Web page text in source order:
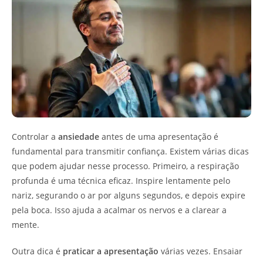
Controlar a ansiedade antes de uma apresentação é
fundamental para transmitir confiança. Existem várias dicas
que podem ajudar nesse processo. Primeiro, a respiração
profunda é uma técnica eficaz. Inspire lentamente pelo
nariz, segurando o ar por alguns segundos, e depois expire
pela boca. Isso ajuda a acalmar os nervos e a clarear a
mente.
Outra dica é praticar a apresentação várias vezes. Ensaiar